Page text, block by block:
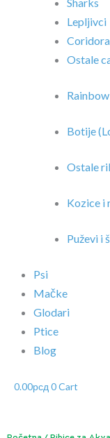
Lepljivci
Ostale
Botije
Ostale
Kozice i
Puževi i
Psi
Mačke
Glodari
Ptice
Blog
0.00рсд 0Cart